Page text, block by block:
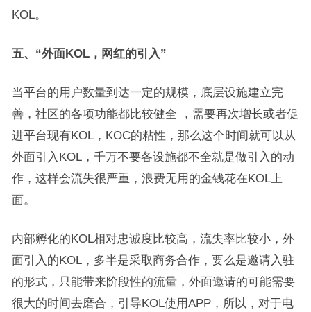
KOL。
五、“外面KOL，网红的引入”
当平台的用户数量到达一定的规模，底层设施建立完
善，社区的各项功能都比较健全 ，需要再次增长或者促
进平台现有KOL，KOC的粘性，那么这个时间就可以从
外面引入KOL，千万不要各设施都不全就是做引入的动
作，这样会流失很严重，浪费无用的金钱花在KOL上
面。
内部孵化的KOL相对忠诚度比较高，流失率比较小，外
面引入的KOL，多半是采取商务合作，要么是邀请入驻
的形式，只能带来阶段性的流量，外面邀请的可能需要
很大的时间去磨合，引导KOL使用APP，所以，对于电